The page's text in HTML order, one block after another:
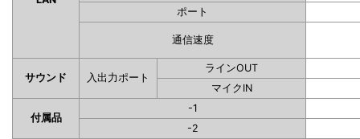
ポート
通信速度
サウンド 入出力ポート
ラインOUT
マイクIN
付属品
-1
-2